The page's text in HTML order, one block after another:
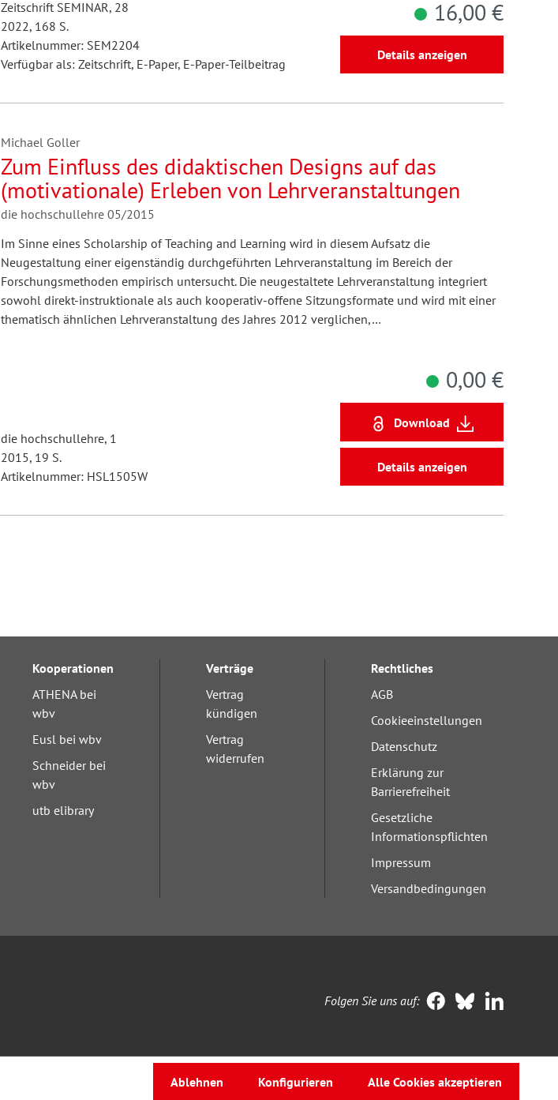
Zeitschrift SEMINAR, 28
2022, 168 S.
Artikelnummer: SEM2204
Verfügbar als: Zeitschrift, E-Paper, E-Paper-Teilbeitrag
16,00 €
Details anzeigen
Michael Goller
Zum Einfluss des didaktischen Designs auf das
(motivationale) Erleben von Lehrveranstaltungen
die hochschullehre 05/2015
Im Sinne eines Scholarship of Teaching and Learning wird in diesem Aufsatz die
Neugestaltung einer eigenständig durchgeführten Lehrveranstaltung im Bereich der
Forschungsmethoden empirisch untersucht. Die neugestaltete Lehrveranstaltung integriert
sowohl direkt-instruktionale als auch kooperativ-offene Sitzungsformate und wird mit einer
thematisch ähnlichen Lehrveranstaltung des Jahres 2012 verglichen,…
die hochschullehre, 1
2015, 19 S.
Artikelnummer: HSL1505W
0,00 €
Download
Details anzeigen
Kooperationen
ATHENA bei
wbv
Eusl bei wbv
Schneider bei
wbv
utb elibrary
Verträge
Vertrag
kündigen
Vertrag
widerrufen
Rechtliches
AGB
Cookieeinstellungen
Datenschutz
Erklärung zur
Barrierefreiheit
Gesetzliche
Informationspflichten
Impressum
Versandbedingungen
Folgen Sie uns auf:
Ablehnen Konfigurieren Alle Cookies akzeptieren